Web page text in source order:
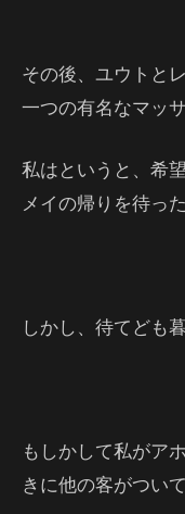
その後、ユウトと
一つの有名なマッ
私はというと、希
メイの帰りを待った
しかし、待てども
もしかして私がア
きに他の客がつい